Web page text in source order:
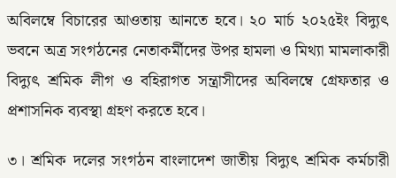
অবিলম্বে বিচারের আওতায় আনতে হবে। ২০ মার্চ ২০২৫ইং বিদ্যুৎ
ভবনে অত্র সংগঠনের নেতাকর্মীদের উপর হামলা ও মিথ্যা মামলাকারী
বিদ্যুৎ শ্রমিক লীগ ও বহিরাগত সন্ত্রাসীদের অবিলম্বে গ্রেফতার ও
প্রশাসনিক ব্যবস্থা গ্রহণ করতে হবে।
৩। শ্রমিক দলের সংগঠন বাংলাদেশ জাতীয় বিদ্যুৎ শ্রমিক কর্মচারী